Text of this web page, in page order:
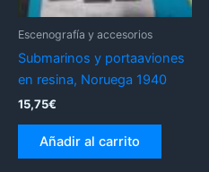
Escenografía y accesorios
Submarinos y portaaviones
en resina, Noruega 1940
15,75€
Añadir al carrito